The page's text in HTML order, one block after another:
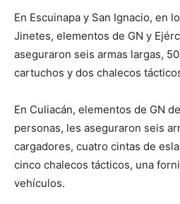
En Escuinapa y San Ignacio, en
Jinetes, elementos de GN y
aseguraron seis armas largas,
cartuchos y dos chalecos
En Culiacán, elementos de GN
personas, les aseguraron seis
cargadores, cuatro cintas de
cinco chalecos tácticos, una
vehículos.